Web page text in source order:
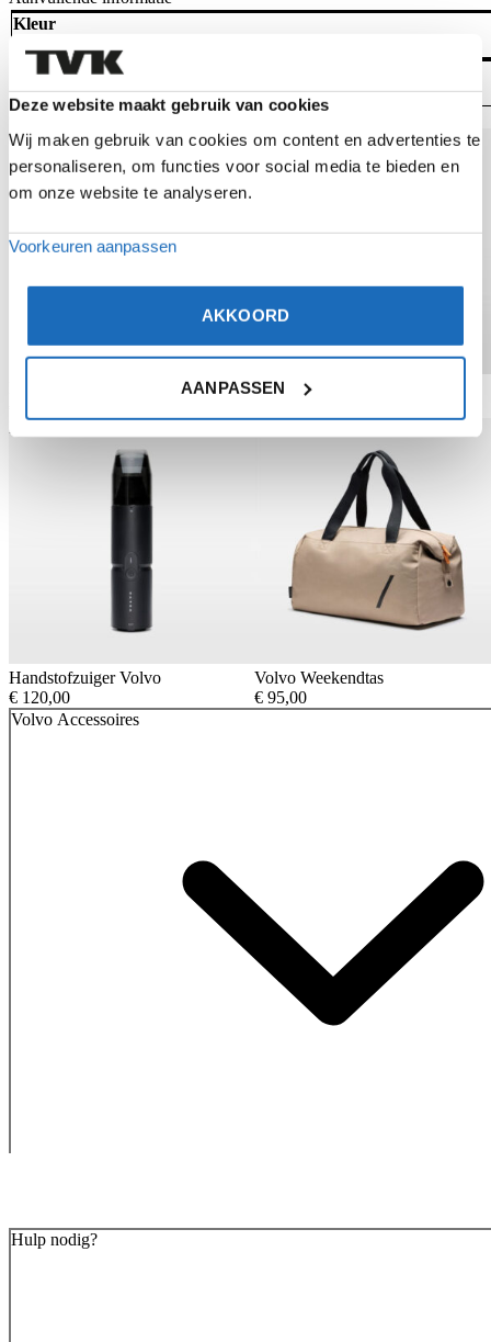
Deze website maakt gebruik van cookies
Wij maken gebruik van cookies om content en advertenties te
personaliseren, om functies voor social media te bieden en
om onze website te analyseren.
Voorkeuren aanpassen
AKKOORD
AANPASSEN
Kleur
Groen, Zwart
Artikelnummer
32251917, 32251919
Bekijk product
Bekijk product
Paraplu (groot)
Handstofzuiger Volvo
€ 120,00
Volvo Weekendtas
€ 95,00
Volvo Accessoires
Hulp nodig?